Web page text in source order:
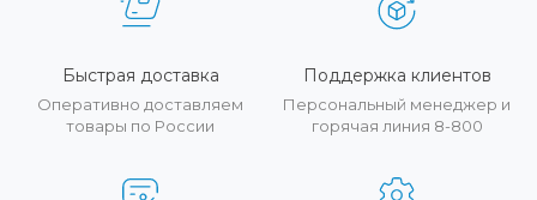
Быстрая доставка
Оперативно доставляем
товары по России
Поддержка клиентов
Персональный менеджер и
горячая линия 8-800